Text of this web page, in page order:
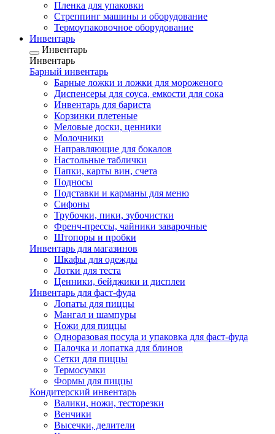
Пленка для упаковки
Стреппинг машины и оборудование
Термоупаковочное оборудование
Инвентарь
Инвентарь
Инвентарь
Барный инвентарь
Барные ложки и ложки для мороженого
Диспенсеры для соуса, емкости для сока
Инвентарь для бариста
Корзинки плетеные
Меловые доски, ценники
Молочники
Направляющие для бокалов
Настольные таблички
Папки, карты вин, счета
Подносы
Подставки и карманы для меню
Сифоны
Трубочки, пики, зубочистки
Френч-прессы, чайники заварочные
Штопоры и пробки
Инвентарь для магазинов
Шкафы для одежды
Лотки для теста
Ценники, бейджики и дисплеи
Инвентарь для фаст-фуда
Лопаты для пиццы
Мангал и шампуры
Ножи для пиццы
Одноразовая посуда и упаковка для фаст-фуда
Палочка и лопатка для блинов
Сетки для пиццы
Термосумки
Формы для пиццы
Кондитерский инвентарь
Валики, ножи, тесторезки
Венчики
Высечки, делители